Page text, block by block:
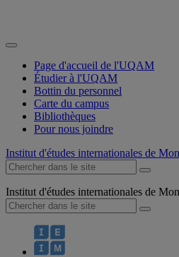
Page d'accueil de l'UQAM
Étudier à l'UQAM
Bottin du personnel
Carte du campus
Bibliothèques
Pour nous joindre
Institut d'études internationales de
Institut d'études internationales de